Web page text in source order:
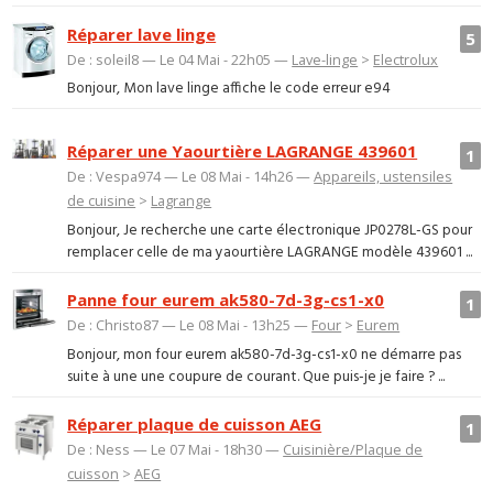
5
Réparer lave linge
De : soleil8 — Le 04 Mai - 22h05 — Lave-linge > Electrolux
Bonjour, Mon lave linge affiche le code erreur e94
1
Réparer une Yaourtière LAGRANGE 439601
De : Vespa974 — Le 08 Mai - 14h26 —Appareils, ustensiles
de cuisine > Lagrange
Bonjour, Je recherche une carte électronique JP0278L-GS pour
remplacer celle de ma yaourtière LAGRANGE modèle 439601 ...
1
Panne four eurem ak580-7d-3g-cs1-x0
De : Christo87 — Le 08 Mai - 13h25 — Four > Eurem
Bonjour, mon four eurem ak580-7d-3g-cs1-x0 ne démarre pas
suite à une une coupure de courant. Que puis-je je faire ? ...
1
Réparer plaque de cuisson AEG
De : Ness — Le 07 Mai - 18h30 — Cuisinière/Plaque de
cuisson >AEG